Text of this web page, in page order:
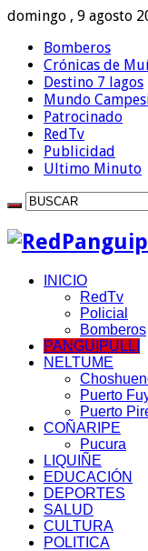
domingo , 9 agosto
Bomberos
Crónicas de
Destino 7 lagos
Mundo
Patrocinado
RedTv
Publicidad
Ultimo Minuto
INICIO
RedTv
Policial
Bomberos
PANGUIPULLI
NELTUME
Puerto
Puerto
COÑARIPE
Pucura
LIQUIÑE
EDUCACIÓN
DEPORTES
SALUD
CULTURA
POLITICA